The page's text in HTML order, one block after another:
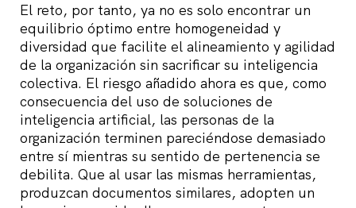
El reto, por tanto, ya no es solo encontrar un
equilibrio óptimo entre homogeneidad y
diversidad que facilite el alineamiento y agilidad
de la organización sin sacrificar su inteligencia
colectiva. El riesgo añadido ahora es que, como
consecuencia del uso de soluciones de
inteligencia artificial, las personas de la
organización terminen pareciéndose demasiado
entre sí mientras su sentido de pertenencia se
debilita. Que al usar las mismas herramientas,
produzcan documentos similares, adopten un